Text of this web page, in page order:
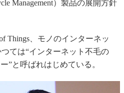
S＆OP
イノベーション
製造業ビッグデータ
メイドインジャパン
Management）製品の展開方針
Things、モノのインターネッ
ては“インターネット不毛の
”と呼ばれはじめている。